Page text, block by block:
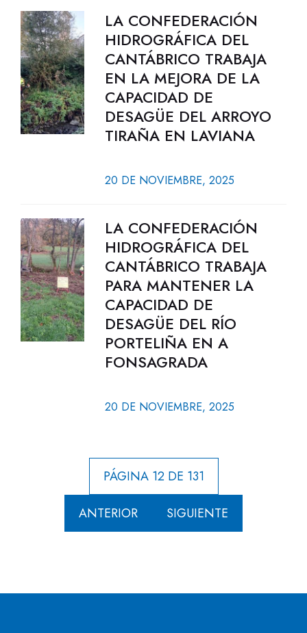
LA CONFEDERACIÓN
HIDROGRÁFICA DEL
CANTÁBRICO TRABAJA
EN LA MEJORA DE LA
CAPACIDAD DE
DESAGÜE DEL ARROYO
TIRAÑA EN LAVIANA
20 DE NOVIEMBRE, 2025
LA CONFEDERACIÓN
HIDROGRÁFICA DEL
CANTÁBRICO TRABAJA
PARA MANTENER LA
CAPACIDAD DE
DESAGÜE DEL RÍO
PORTELIÑA EN A
FONSAGRADA
20 DE NOVIEMBRE, 2025
PÁGINA 12 DE 131
ANTERIOR SIGUIENTE